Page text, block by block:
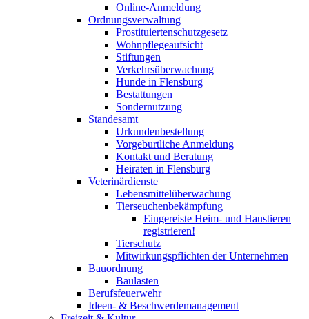
Online-Anmeldung
Ordnungsverwaltung
Prostituiertenschutzgesetz
Wohnpflegeaufsicht
Stiftungen
Verkehrsüberwachung
Hunde in Flensburg
Bestattungen
Sondernutzung
Standesamt
Urkundenbestellung
Vorgeburtliche Anmeldung
Kontakt und Beratung
Heiraten in Flensburg
Veterinärdienste
Lebensmittelüberwachung
Tierseuchenbekämpfung
Eingereiste Heim- und Haustieren
registrieren!
Tierschutz
Mitwirkungspflichten der Unternehmen
Bauordnung
Baulasten
Berufsfeuerwehr
Ideen- & Beschwerdemanagement